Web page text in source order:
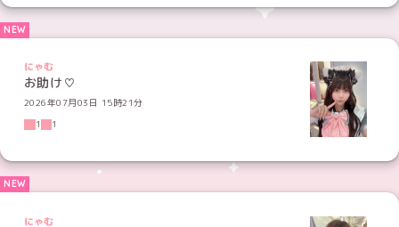
にゃむ
お助け♡
2026年07月03日 15時21分
1
1
にゃむ